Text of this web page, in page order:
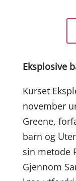
Eksplosive
Kurset
november
Greene,
barn og
sin metode
Gjennom